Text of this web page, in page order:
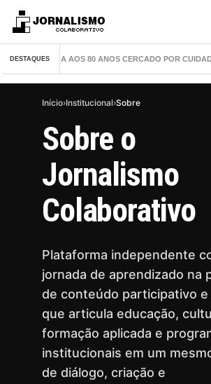
DESTAQUES
CHEGA AOS 80 ANOS CERCADO POR CUIDADOS
Início›Institucional›Sobre
Sobre o
Jornalismo
Colaborativo
Plataforma independente
jornada de aprendizado na
de conteúdo participativo e
que articula educação,
formação aplicada e
institucionais em um
de diálogo, criação e